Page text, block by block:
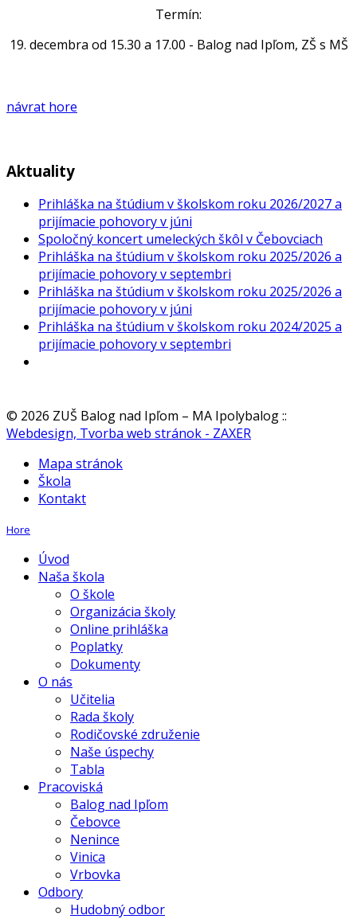
Termín:
19. decembra od 15.30 a 17.00 - Balog nad Ipľom, ZŠ s MŠ
návrat hore
Aktuality
Prihláška na štúdium v školskom roku 2026/2027 a
prijímacie pohovory v júni
Spoločný koncert umeleckých škôl v Čebovciach
Prihláška na štúdium v školskom roku 2025/2026 a
prijímacie pohovory v septembri
Prihláška na štúdium v školskom roku 2025/2026 a
prijímacie pohovory v júni
Prihláška na štúdium v školskom roku 2024/2025 a
prijímacie pohovory v septembri
© 2026 ZUŠ Balog nad Ipľom – MA Ipolybalog::
Webdesign, Tvorba web stránok - ZAXER
Mapa stránok
Škola
Kontakt
Hore
Úvod
Naša škola
O škole
Organizácia školy
Online prihláška
Poplatky
Dokumenty
O nás
Učitelia
Rada školy
Rodičovské združenie
Naše úspechy
Tabla
Pracoviská
Balog nad Ipľom
Čebovce
Nenince
Vinica
Vrbovka
Odbory
Hudobný odbor